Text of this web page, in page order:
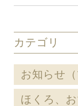
カテゴリ
お知らせ（
ほくろ、